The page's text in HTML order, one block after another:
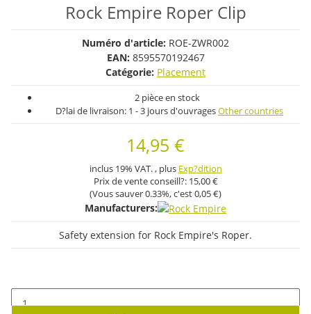
Rock Empire Roper Clip
Numéro d'article: ROE-ZWR002
EAN: 8595570192467
Catégorie: Placement
2 pièce en stock
D?lai de livraison: 1 - 3 jours d'ouvragesOther countries
14,95 €
inclus 19% VAT. , plus Exp?dition
Prix ​​de vente conseill?: 15,00 €
(Vous sauver0.33%, c'est0,05 €)
Manufacturers:
Safety extension for Rock Empire's Roper.